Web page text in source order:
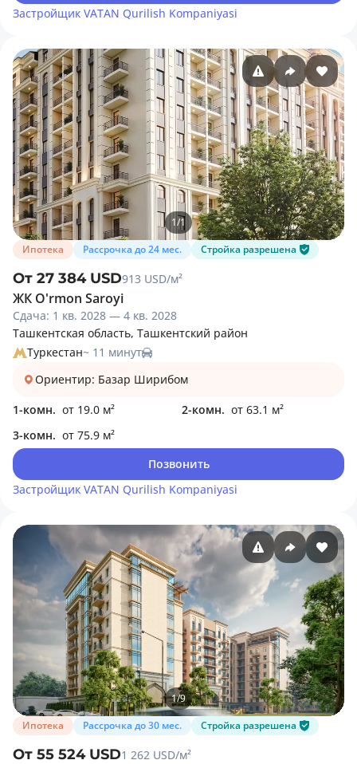
Застройщик VATAN Qurilish Kompaniyasi
1/1
Ипотека
Рассрочка до 24 мес. Стройка разрешена
От 27 384 USD913 USD/м²
ЖК O'rmon Saroyi
Сдача: 1 кв. 2028 — 4 кв. 2028
Ташкентская область, Ташкентский район
Туркестан~ 11 минут
Ориентир: Базар Ширибом
1-комн. от 19.0 м² 2-комн. от 63.1 м²
3-комн. от 75.9 м²
Позвонить
Застройщик VATAN Qurilish Kompaniyasi
1/9
Ипотека
Рассрочка до 30 мес. Стройка разрешена
От 55 524 USD1 262 USD/м²